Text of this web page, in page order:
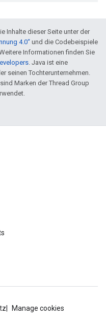
Inhalte dieser Seite unter der
4.0“ und die Codebeispiele
Informationen finden Sie
. Java ist eine
seinen Tochterunternehmen.
Marken der Thread Group
Manage cookies